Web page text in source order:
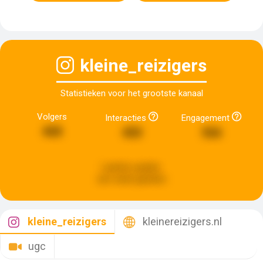
kleine_reizigers
Statistieken voor het grootste kanaal
Volgers
468
Interacties
450
Engagement
566
kleine_reizigers
kleinereizigers.nl
ugc